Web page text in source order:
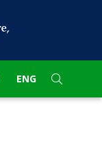
ENG